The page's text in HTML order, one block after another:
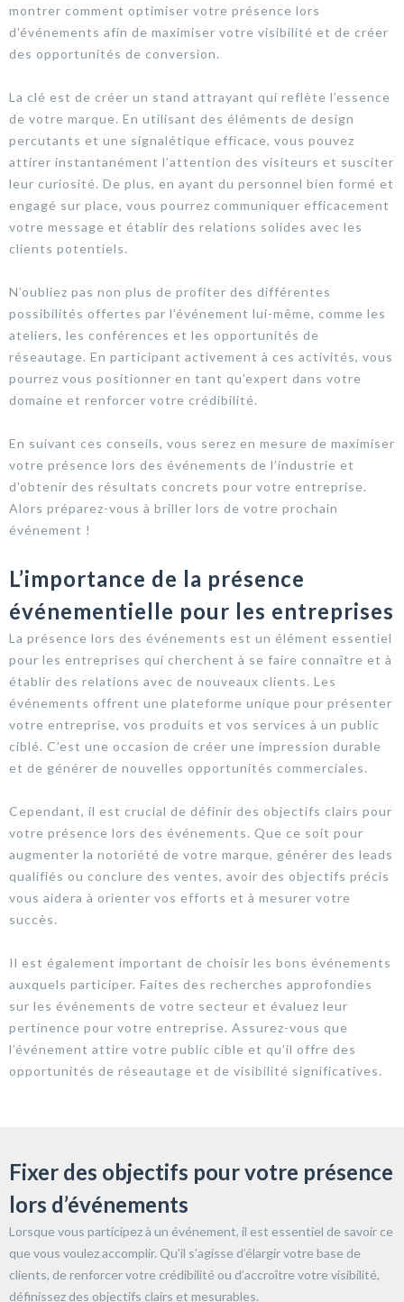
montrer comment optimiser votre présence lors
d’événements afin de maximiser votre visibilité et de créer
des opportunités de conversion.
La clé est de créer un stand attrayant qui reflète l’essence
de votre marque. En utilisant des éléments de design
percutants et une signalétique efficace, vous pouvez
attirer instantanément l’attention des visiteurs et susciter
leur curiosité. De plus, en ayant du personnel bien formé et
engagé sur place, vous pourrez communiquer efficacement
votre message et établir des relations solides avec les
clients potentiels.
N’oubliez pas non plus de profiter des différentes
possibilités offertes par l’événement lui-même, comme les
ateliers, les conférences et les opportunités de
réseautage. En participant activement à ces activités, vous
pourrez vous positionner en tant qu’expert dans votre
domaine et renforcer votre crédibilité.
En suivant ces conseils, vous serez en mesure de maximiser
votre présence lors des événements de l’industrie et
d’obtenir des résultats concrets pour votre entreprise.
Alors préparez-vous à briller lors de votre prochain
événement !
L’importance de la présence
événementielle pour les entreprises
La présence lors des événements est un élément essentiel
pour les entreprises qui cherchent à se faire connaître et à
établir des relations avec de nouveaux clients. Les
événements offrent une plateforme unique pour présenter
votre entreprise, vos produits et vos services à un public
ciblé. C’est une occasion de créer une impression durable
et de générer de nouvelles opportunités commerciales.
Cependant, il est crucial de définir des objectifs clairs pour
votre présence lors des événements. Que ce soit pour
augmenter la notoriété de votre marque, générer des leads
qualifiés ou conclure des ventes, avoir des objectifs précis
vous aidera à orienter vos efforts et à mesurer votre
succès.
Il est également important de choisir les bons événements
auxquels participer. Faites des recherches approfondies
sur les événements de votre secteur et évaluez leur
pertinence pour votre entreprise. Assurez-vous que
l’événement attire votre public cible et qu’il offre des
opportunités de réseautage et de visibilité significatives.
Fixer des objectifs pour votre présence
lors d’événements
Lorsque vous participez à un événement, il est essentiel de savoir ce
que vous voulez accomplir. Qu’il s’agisse d’élargir votre base de
clients, de renforcer votre crédibilité ou d’accroître votre visibilité,
définissez des objectifs clairs et mesurables.